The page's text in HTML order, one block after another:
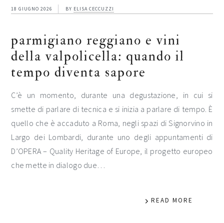
18 GIUGNO 2026 BY ELISA CECCUZZI
parmigiano reggiano e vini
della valpolicella: quando il
tempo diventa sapore
C’è un momento, durante una degustazione, in cui si
smette di parlare di tecnica e si inizia a parlare di tempo. È
quello che è accaduto a Roma, negli spazi di Signorvino in
Largo dei Lombardi, durante uno degli appuntamenti di
D’OPERA – Quality Heritage of Europe, il progetto europeo
che mette in dialogo due…
READ MORE